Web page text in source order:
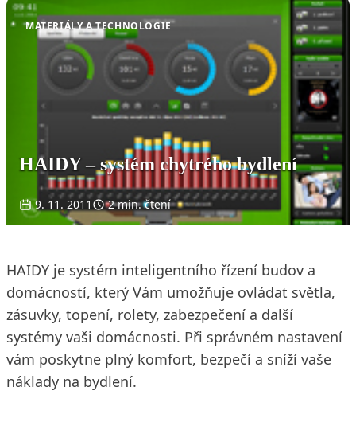
MATERIÁLY A TECHNOLOGIE
HAIDY – systém chytrého bydlení
9. 11. 2011 2 min. čtení
HAIDY je systém inteligentního řízení budov a
domácností, který Vám umožňuje ovládat světla,
zásuvky, topení, rolety, zabezpečení a další
systémy vaši domácnosti. Při správném nastavení
vám poskytne plný komfort, bezpečí a sníží vaše
náklady na bydlení.